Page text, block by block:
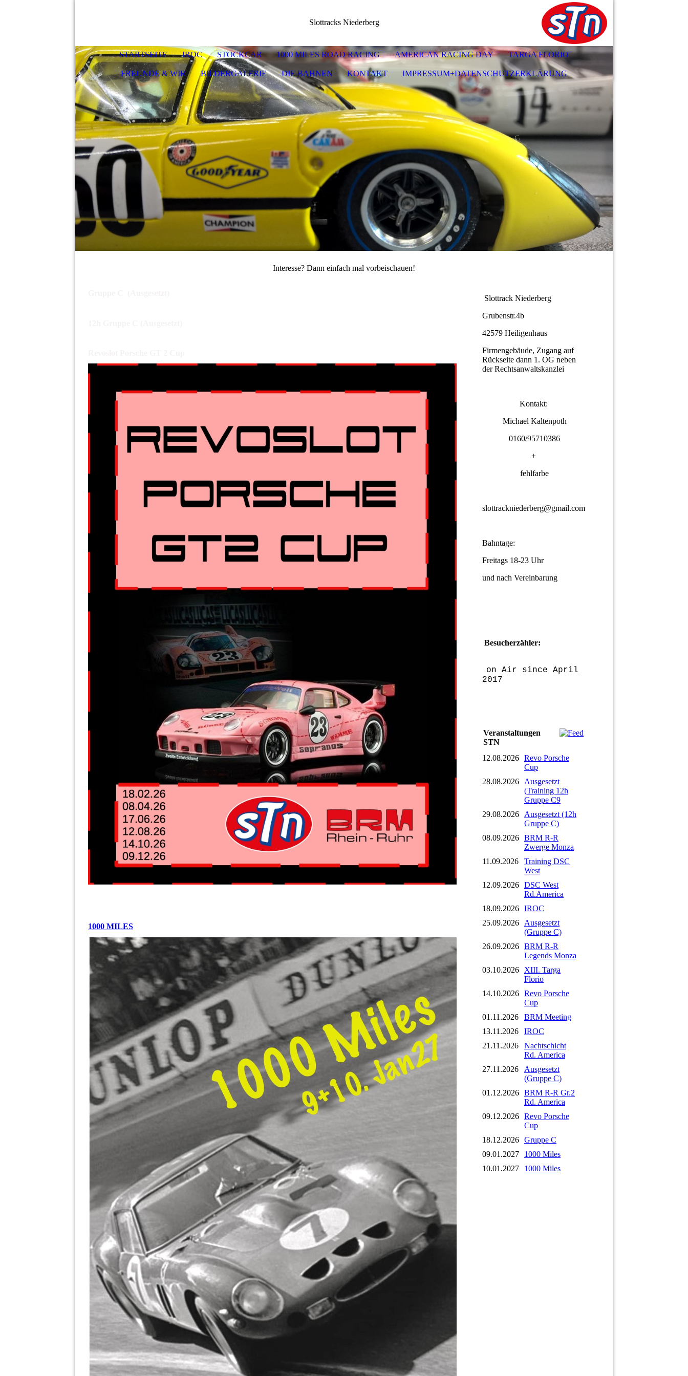
Slottracks Niederberg
STARTSEITE IROC STOCKCAR 1000 MILES ROAD RACING AMERICAN RACING DAY TARGA FLORIO
FREUNDE & WIR BILDERGALERIE DIE BAHNEN KONTAKT IMPRESSUM+DATENSCHUTZERKLÄRUNG
Interesse? Dann einfach mal vorbeischauen!
1000 MILES
Slottrack Niederberg
Grubenstr.4b
42579 Heiligenhaus
Firmengebäude, Zugang auf
Rückseite dann 1. OG neben
der Rechtsanwaltskanzlei
Kontakt:
Michael Kaltenpoth
0160/95710386
+
fehlfarbe
slottrackniederberg@gmail.com
Bahntage:
Freitags 18-23 Uhr
und nach Vereinbarung
Besucherzähler:
on Air since April
2017
Veranstaltungen
STN
12.08.2026 Revo Porsche
Cup
28.08.2026
Ausgesetzt
(Training 12h
Gruppe C9
29.08.2026
Ausgesetzt (12h
Gruppe C)
08.09.2026 BRM R-R
Zwerge Monza
11.09.2026
Training DSC
West
12.09.2026 DSC West
Rd.America
18.09.2026 IROC
25.09.2026
Ausgesetzt
(Gruppe C)
26.09.2026 BRM R-R
Legends Monza
03.10.2026
XIII. Targa
Florio
14.10.2026 Revo Porsche
Cup
01.11.2026
BRM Meeting
13.11.2026
IROC
21.11.2026
Nachtschicht
Rd. America
27.11.2026
Ausgesetzt
(Gruppe C)
01.12.2026 BRM R-R Gr.2
Rd. America
09.12.2026 Revo Porsche
Cup
18.12.2026 Gruppe C
09.01.2027
1000 Miles
10.01.2027
1000 Miles